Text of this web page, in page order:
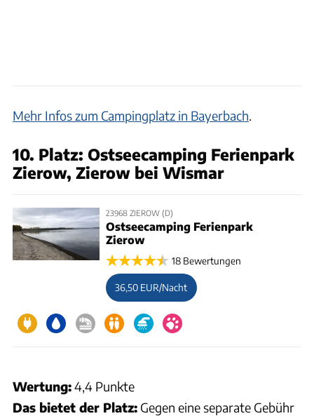
Mehr Infos zum Campingplatz in Bayerbach.
10. Platz: Ostseecamping Ferienpark
Zierow, Zierow bei Wismar
23968 ZIEROW (D)
Ostseecamping Ferienpark
Zierow
18 Bewertungen
36,50 EUR/Nacht
Wertung:4,4 Punkte
Das bietet der Platz: Gegen eine separate Gebühr